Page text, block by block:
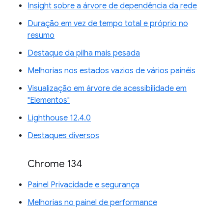
Insight sobre a árvore de dependência da rede
Duração em vez de tempo total e próprio no
resumo
Destaque da pilha mais pesada
Melhorias nos estados vazios de vários painéis
Visualização em árvore de acessibilidade em
"Elementos"
Lighthouse 12.4.0
Destaques diversos
Chrome 134
Painel Privacidade e segurança
Melhorias no painel de performance